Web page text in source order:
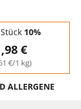
10%
€
€/1 kg)
ALLERGENE